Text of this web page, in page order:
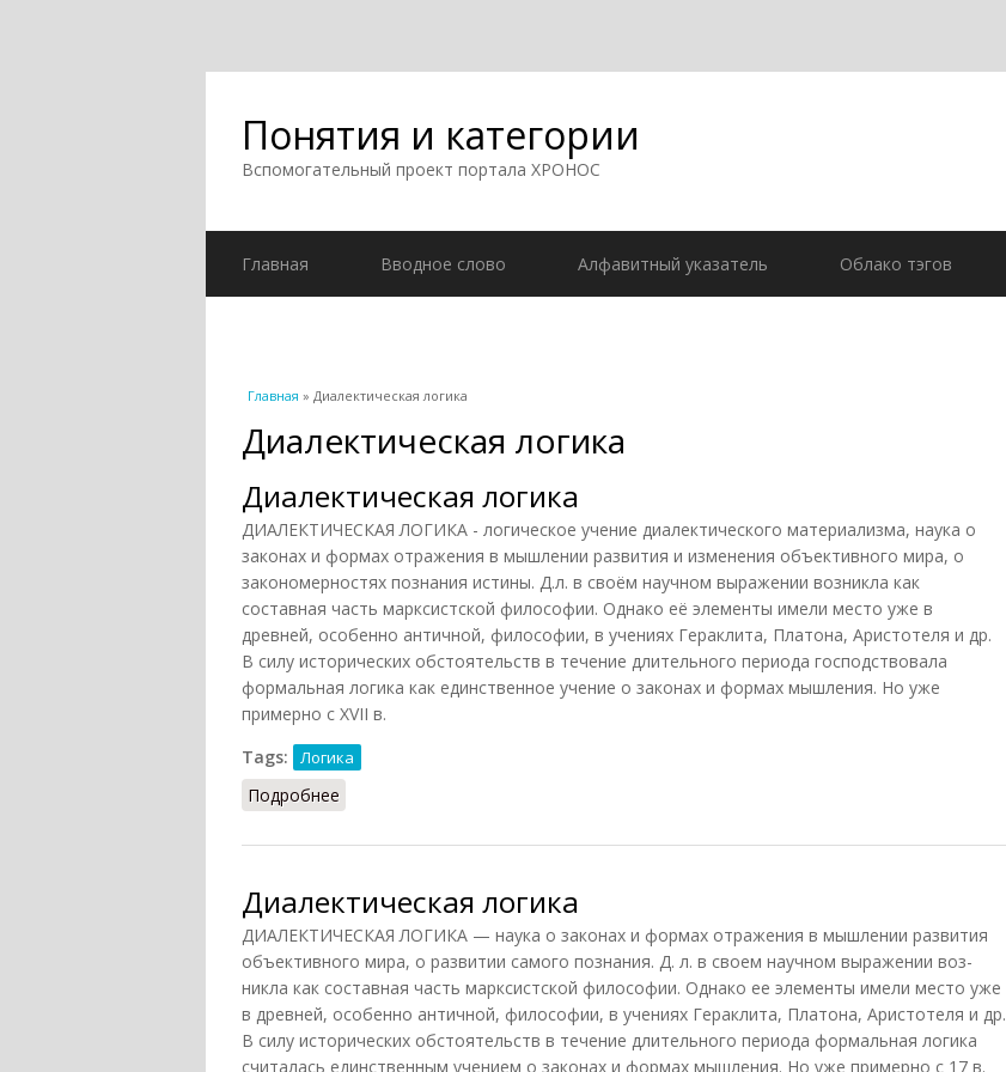
Понятия и категории
Вспомогательный проект портала ХРОНОС
Главная Вводное слово Алфавитный указатель Облако тэгов
Вы здесь
Главная » Диалектическая логика
Диалектическая логика
Диалектическая логика
ДИАЛЕКТИЧЕСКАЯ ЛОГИКА - логическое учение диалектического материализма, наука о
законах и формах отражения в мышлении развития и изменения объективного мира, о
закономерностях познания истины. Д.л. в своём научном выражении возникла как
составная часть марксистской философии. Однако её элементы имели место уже в
древней, особенно античной, философии, в учениях Гераклита, Платона, Аристотеля и др.
В силу исторических обстоятельств в течение длительного периода господствовала
формальная логика как единственное учение о законах и формах мышления. Но уже
примерно с XVII в.
Tags:
Логика
Подробнее
Диалектическая логика
ДИАЛЕКТИЧЕСКАЯ ЛОГИКА — наука о законах и формах отражения в мышлении развития
объективного мира, о развитии самого познания. Д. л. в своем научном выражении воз-
никла как составная часть марксистской философии. Однако ее элементы имели место уже
в древней, особенно античной, философии, в учениях Гераклита, Платона, Аристотеля и др.
В силу исторических обстоятельств в течение длительного периода формальная логика
считалась единственным учением о законах и формах мышления. Но уже примерно с 17 в.